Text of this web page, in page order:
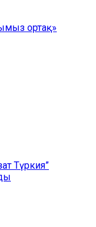
ортақ»
Түркия”